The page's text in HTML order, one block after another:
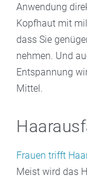
Anwendung
Kopfhaut mit
dass Sie
nehmen. Und
Entspannung
Mittel.
Frauen trifft
Meist wird das